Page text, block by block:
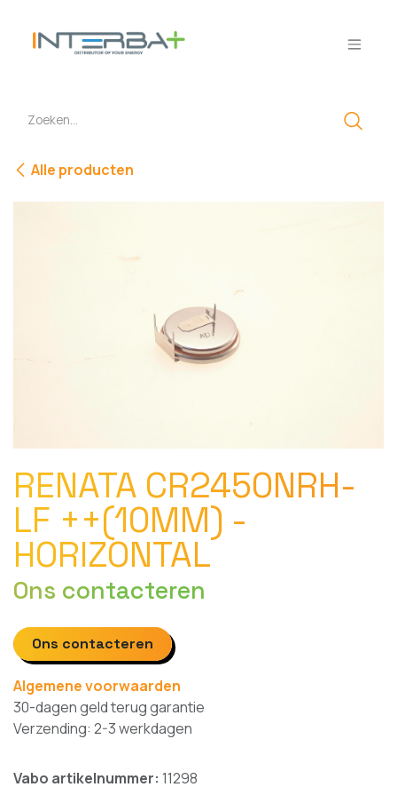
Alle producten
RENATA CR2450NRH-
LF ++(10MM) -
HORIZONTAL
Ons contacteren
Ons contacteren
Algemene voorwaarden
30-dagen geld terug garantie
Verzending: 2-3 werkdagen
Vabo artikelnummer: 11298